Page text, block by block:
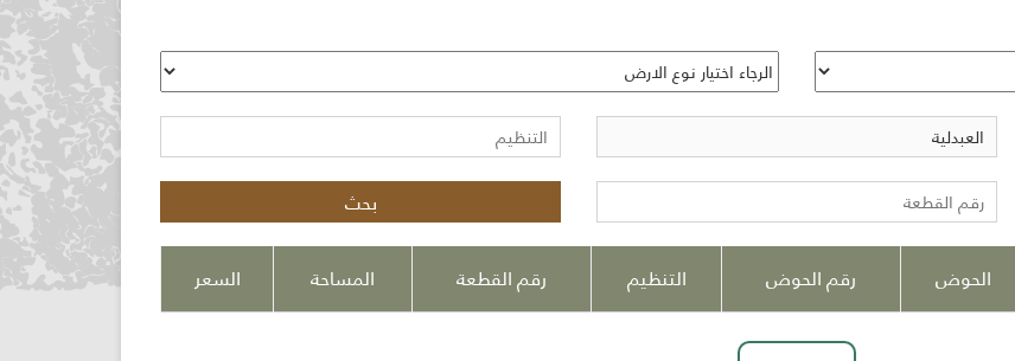
الحوض رقم الحوض التنظيم رقم القطعة المساحة السعر